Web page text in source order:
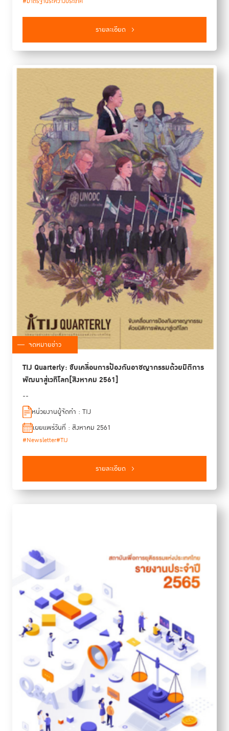
รายละเอียด
จดหมายข่าว
TIJ Quarterly: ขับเคลื่อนการป้องกันอาชญากรรมด้วยมิติการ
พัฒนาสู่เวทีโลก[สิงหาคม 2561]
--
หน่วยงานผู้จัดทำ : TIJ
เผยแพร่วันที่ : สิงหาคม 2561
#Newsletter#TIJ
รายละเอียด